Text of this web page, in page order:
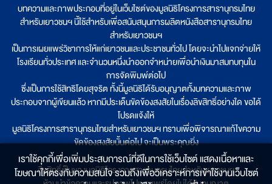
บทความและภาพประกอบที่อยู่ในเว็บไซต์ของมูลนิธิโครงการสารานุกรมไทย
สำหรับเยาวชนฯ นี้ใช้สำหรับเพื่อสนับสนุนการผลิตหนังสือสารานุกรมไทย
สำหรับเยาวชนฯ
เป็นการเผยแพร่วิชาการให้แก่เยาวชนและประชาชนทั่วไป โดยจะนำไปแจกจ่ายให้
โรงเรียนทั่วประเทศ และจำนวนหนึ่งนำออกจำหน่ายเพื่อนำเงินมาสมทบทุนใน
การจัดพิมพ์ต่อไป
ซึ่งเป็นการใช้สิทธิโดยสุจริต ทั้งนี้มูลนิธิได้รับอนุญาตทั้งบทความและภาพ
ประกอบจากผู้เขียนแล้ว หากมีประเด็นขัดข้องสงสัยในเรื่องลิขสิทธิ์อย่างใด ขอได้
โปรดแจ้งให้
มูลนิธิโครงการสารานุกรมไทยสำหรับเยาวชนฯ ทราบเพื่อพิจารณาแก้ไขความ
ขัดข้องสงสัยนั้นต่อไป จะเป็นพระคุณยิ่ง
ลิขสิทธิ์เป็นของมูลนิธิโครงการสารานุกรมไทยสำหรับเยาวชนฯ
เราใช้คุกกี้เพื่อเพิ่มประสบการณ์ที่ดีในการใช้เว็บไซต์ แสดงเนื้อหาและ
โฆษณาให้ตรงกับความสนใจ รวมถึงเพื่อวิเคราะห์การเข้าใช้งานเว็บไซต์